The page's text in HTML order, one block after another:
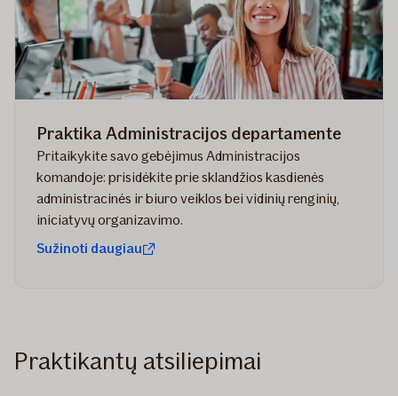
Praktika Administracijos departamente
Pritaikykite savo gebėjimus Administracijos
komandoje: prisidėkite prie sklandžios kasdienės
administracinės ir biuro veiklos bei vidinių renginių,
iniciatyvų organizavimo.
Sužinoti daugiau
Praktikantų atsiliepimai